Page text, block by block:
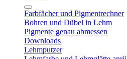
Farbfächer und Pigmentrechner
Bohren und Dübel in Lehm​
Pigmente genau abmessen
Downloads
Lehmputzer